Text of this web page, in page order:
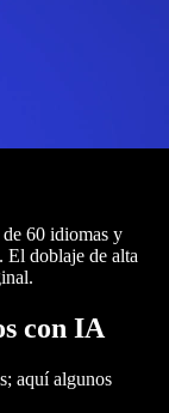
60 idiomas y
El doblaje de alta
con IA
aquí algunos